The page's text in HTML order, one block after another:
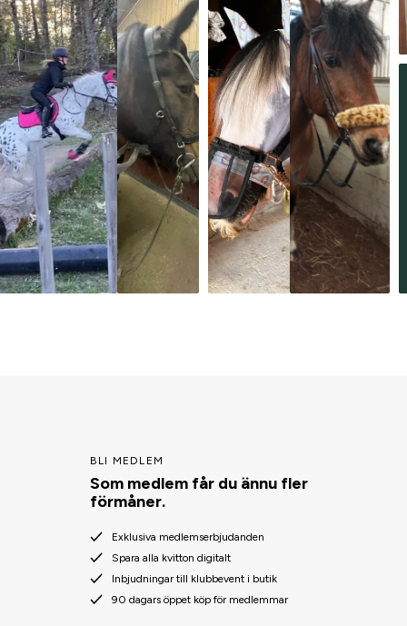
BLI MEDLEM
Som medlem får du ännu fler
förmåner.
Exklusiva medlemserbjudanden
Spara alla kvitton digitalt
Inbjudningar till klubbevent i butik
90 dagars öppet köp för medlemmar